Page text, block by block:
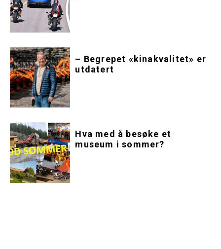
– Begrepet «kinakvalitet» er
utdatert
Hva med å besøke et
museum i sommer?